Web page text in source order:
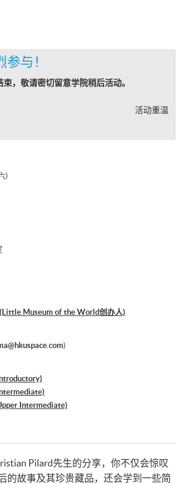
与！
，敬请密切留意学院稍后活动。
活动重温
)
Museum of the World创办人)
)
Intermediate)
Pilard先生的分享，你不仅会惊叹
的故事及其珍贵藏品，还会学到一些简